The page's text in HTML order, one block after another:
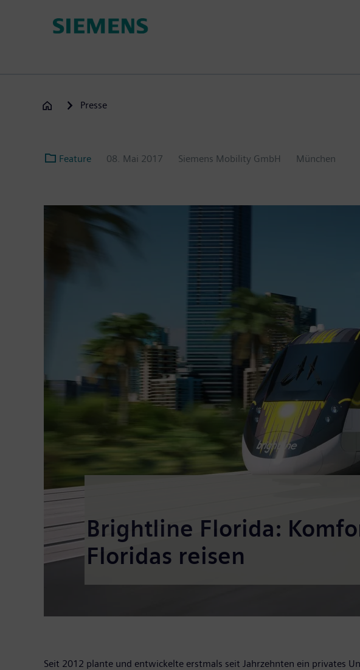
Presse
Feature 08. Mai 2017 Siemens Mobility GmbH München
Brightline Florida:
Floridas reisen
Seit 2012 plante und entwickelte erstmals seit Jahrzehnten ein privates